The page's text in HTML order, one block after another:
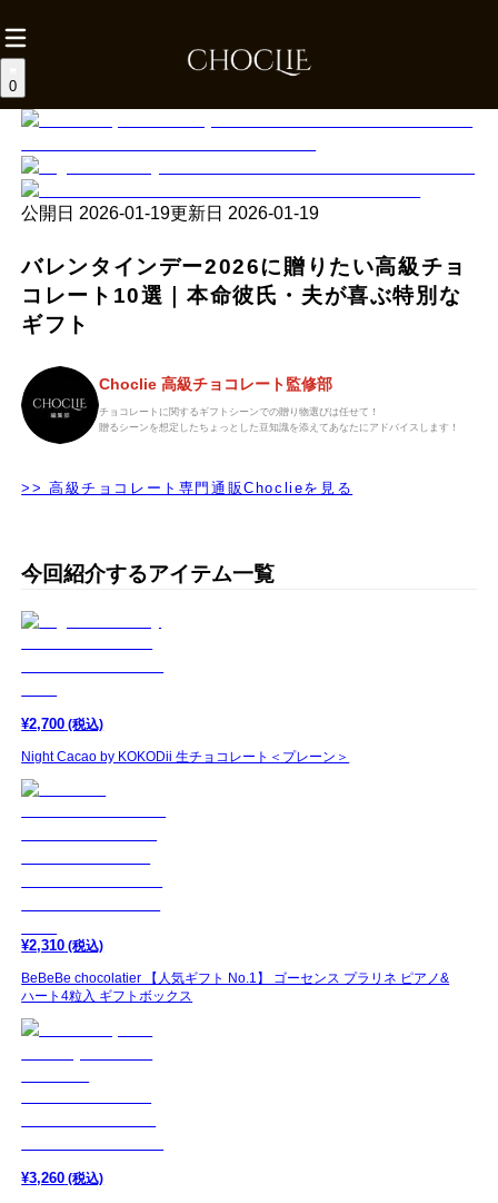
0
公開日 2026-01-19更新日 2026-01-19
バレンタインデー2026に贈りたい高級チョ
コレート10選｜本命彼氏・夫が喜ぶ特別な
ギフト
Choclie 高級チョコレート監修部
チョコレートに関するギフトシーンでの贈り物選びは任せて！
贈るシーンを想定したちょっとした豆知識を添えてあなたにアドバイスします！
>> 高級チョコレート専門通販Choclieを見る
今回紹介するアイテム一覧
¥2,700 (税込)
Night Cacao by KOKODii 生チョコレート＜プレーン＞
¥2,310 (税込)
BeBeBe chocolatier 【人気ギフト No.1】 ゴーセンス プラリネ ピアノ&
ハート4粒入 ギフトボックス
¥3,260 (税込)